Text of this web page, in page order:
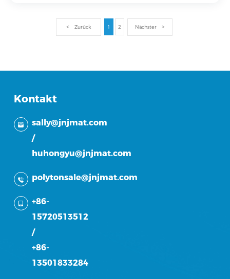
bekannt, die im Jahr 2024 von der
Zertifizierungsagentur der Provinz Anhui anerkannt
Zurück 1 2 Nächster
Kontakt
sally@jnjmat.com
/
huhongyu@jnjmat.com
polytonsale@jnjmat.com
+86-
15720513512
/
+86-
13501833284